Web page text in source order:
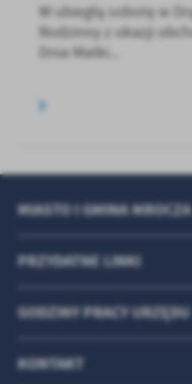
W ubiegłą sobotę w
Rodzinny z okazji
Dnia Matki...
MIASTO I GMINA MROCZA
PRZYDATNE LINKI
GODZINY PRACY URZĘDU
KONTAKT